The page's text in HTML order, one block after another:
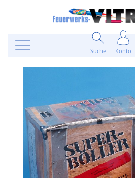
Suche Konto